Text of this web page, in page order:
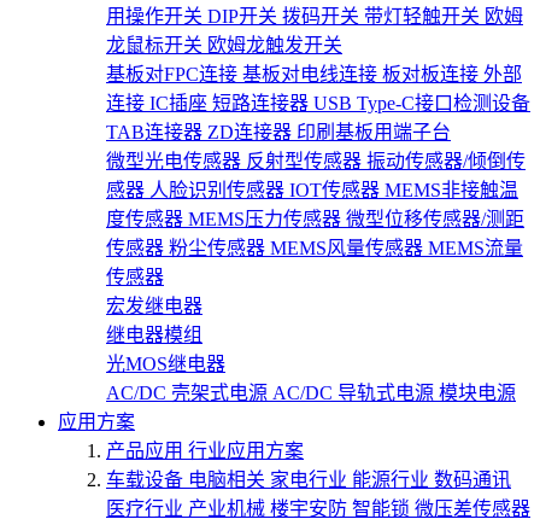
用操作开关 DIP开关 拨码开关 带灯轻触开关 欧姆
龙鼠标开关 欧姆龙触发开关
基板对FPC连接 基板对电线连接 板对板连接 外部
连接 IC插座 短路连接器 USB Type-C接口检测设备
TAB连接器 ZD连接器 印刷基板用端子台
微型光电传感器 反射型传感器 振动传感器/倾倒传
感器 人脸识别传感器 IOT传感器 MEMS非接触温
度传感器 MEMS压力传感器 微型位移传感器/测距
传感器 粉尘传感器 MEMS风量传感器 MEMS流量
传感器
宏发继电器
继电器模组
光MOS继电器
AC/DC 壳架式电源 AC/DC 导轨式电源 模块电源
应用方案
产品应用 行业应用方案
车载设备 电脑相关 家电行业 能源行业 数码通讯
医疗行业 产业机械 楼宇安防 智能锁 微压差传感器